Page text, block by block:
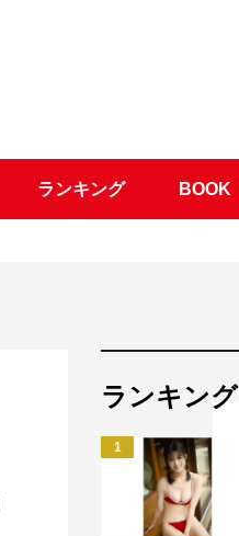
ランキング BOOK
ランキング
1